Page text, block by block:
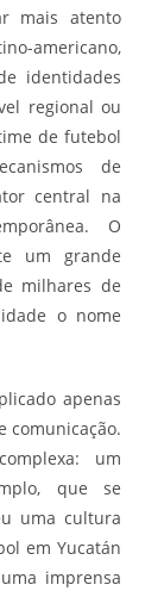
mais atento
americano,
identidades
regional ou
de futebol
de
central na
O
um grande
milhares de
o nome
apenas
comunicação.
um
que se
uma cultura
em Yucatán
imprensa